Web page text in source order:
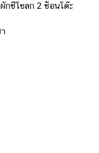
กชีโขลก 2 ช้อนโต๊ะ